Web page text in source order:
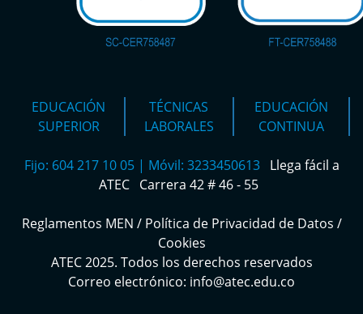
EDUCACIÓN
SUPERIOR
TÉCNICAS
LABORALES
EDUCACIÓN
CONTINUA
Fijo: 604 217 10 05 | Móvil: 3233450613 Llega fácil a
ATEC Carrera 42 # 46 - 55
Reglamentos MEN / Política de Privacidad de Datos /
Cookies
ATEC 2025. Todos los derechos reservados
Correo electrónico: info@atec.edu.co